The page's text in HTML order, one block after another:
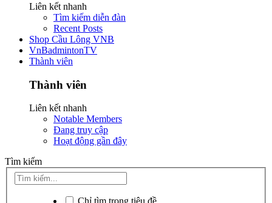
Liên kết nhanh
Tìm kiếm diễn đàn
Recent Posts
Shop Cầu Lông VNB
VnBadmintonTV
Thành viên
Thành viên
Liên kết nhanh
Notable Members
Đang truy cập
Hoạt động gần đây
Tìm kiếm
Chỉ tìm trong tiêu đề